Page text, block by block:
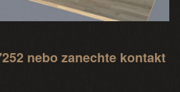
nebo zanechte kontakt